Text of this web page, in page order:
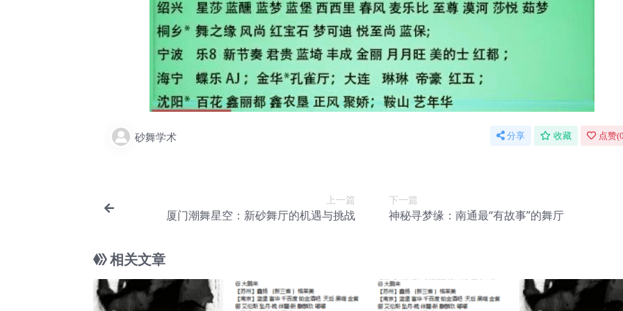
砂舞学术 分享 收藏 点赞(
上一篇
厦门潮舞星空：新砂舞厅的机遇与挑战
下一篇
神秘寻梦缘：南通最“有故事”的舞厅
相关文章